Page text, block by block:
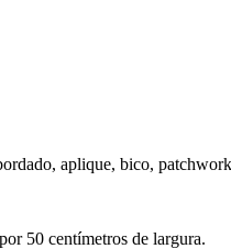
aplique, bico,
50 centímetros de largura.